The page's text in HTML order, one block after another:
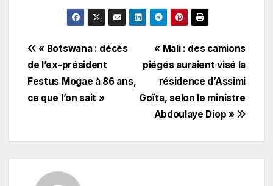
Navigation
de
l’article
« Mali : des camions
piégés auraient visé la
résidence d’Assimi
Goïta, selon le ministre
Abdoulaye Diop »
« Botswana : décès
de l’ex-président
Festus Mogae à 86 ans,
ce que l’on sait »